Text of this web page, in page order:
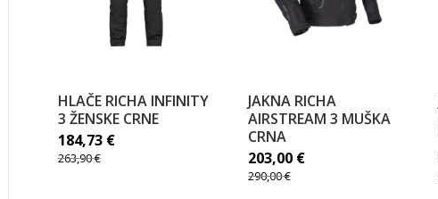
HLAČE RICHA INFINITY
3 ŽENSKE CRNE
184,73 €
263,90€
JAKNA RICHA
AIRSTREAM 3 MUŠKA
CRNA
203,00 €
290,00€